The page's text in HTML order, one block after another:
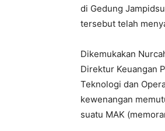
di Gedung
tersebut telah
Dikemukakan
Direktur Keuangan
Teknologi dan
kewenangan
suatu MAK